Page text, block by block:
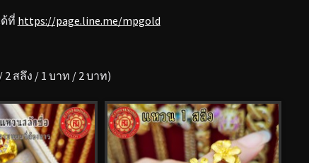
ที่ https://page.line.me/mpgold
สลึง / 1 บาท / 2 บาท)